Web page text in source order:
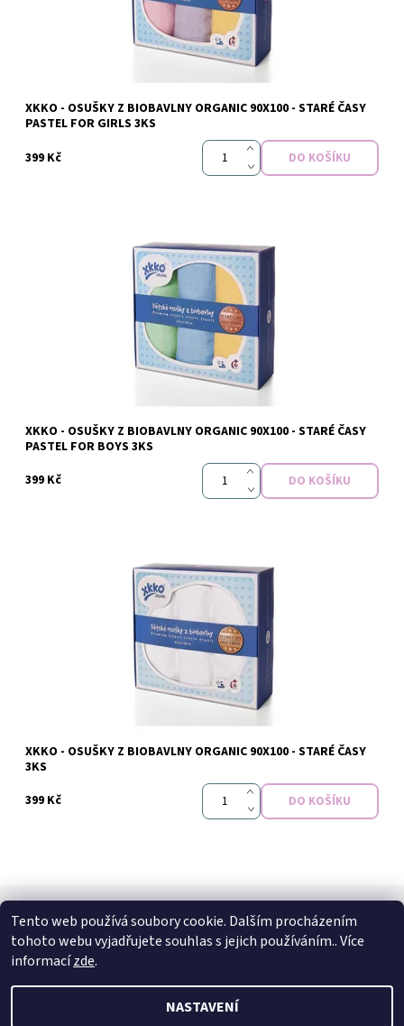
Značka: xkko
XKKO - OSUŠKY Z BIOBAVLNY ORGANIC 90X100 - STARÉ ČASY
PASTEL FOR GIRLS 3KS
399 Kč
Momentálně nedostupné
Značka: xkko
XKKO - OSUŠKY Z BIOBAVLNY ORGANIC 90X100 - STARÉ ČASY
PASTEL FOR BOYS 3KS
399 Kč
Momentálně nedostupné
Značka: xkko
XKKO - OSUŠKY Z BIOBAVLNY ORGANIC 90X100 - STARÉ ČASY
3KS
399 Kč
SPOJTE SE S NÁMI
Kontakt
Tento web používá soubory cookie. Dalším procházením
tohoto webu vyjadřujete souhlas s jejich používáním.. Více
informacízde.
NASTAVENÍ